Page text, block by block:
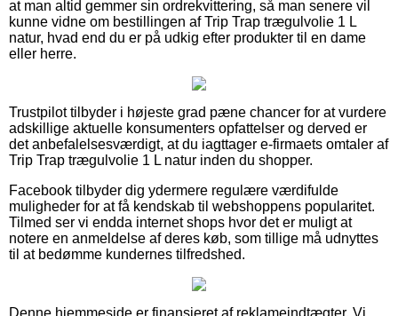
at man altid gemmer sin ordrekvittering, så man senere vil
kunne vidne om bestillingen af Trip Trap trægulvolie 1 L
natur, hvad end du er på udkig efter produkter til en dame
eller herre.
Trustpilot tilbyder i højeste grad pæne chancer for at vurdere
adskillige aktuelle konsumenters opfattelser og derved er
det anbefalelsesværdigt, at du iagttager e-firmaets omtaler af
Trip Trap trægulvolie 1 L natur inden du shopper.
Facebook tilbyder dig ydermere regulære værdifulde
muligheder for at få kendskab til webshoppens popularitet.
Tilmed ser vi endda internet shops hvor det er muligt at
notere en anmeldelse af deres køb, som tillige må udnyttes
til at bedømme kundernes tilfredshed.
Denne hjemmeside er finansieret af reklameindtægter. Vi